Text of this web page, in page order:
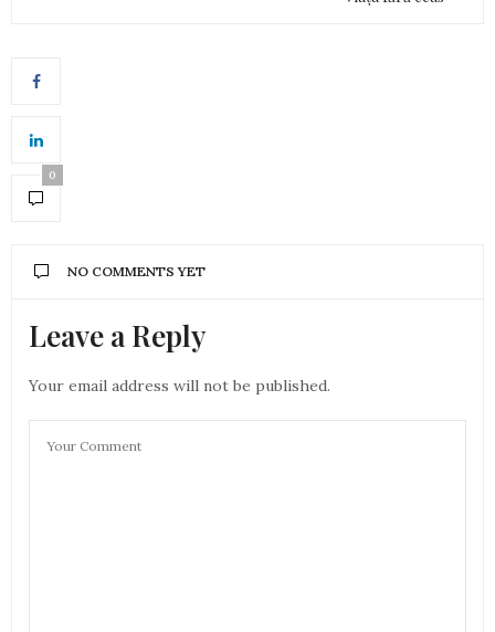
0
NO COMMENTS YET
Leave a Reply
Your email address will not be published.